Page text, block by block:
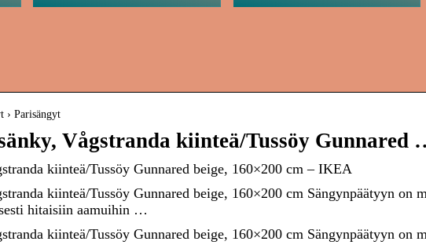
› Parisängyt
Vågstranda kiinteä/Tussöy Gunnared
kiinteä/Tussöy Gunnared beige, 160×200 cm – IKEA
kiinteä/Tussöy Gunnared beige, 160×200 cm Sängynpäätyyn on
hitaisiin aamuihin …
kiinteä/Tussöy Gunnared beige, 160×200 cm Sängynpäätyyn on